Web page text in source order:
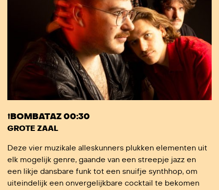
⭡BOMBATAZ 00:30
GROTE ZAAL
Deze vier muzikale alleskunners plukken elementen uit
elk mogelijk genre, gaande van een streepje jazz en
een likje dansbare funk tot een snuifje synthhop, om
uiteindelijk een onvergelijkbare cocktail te bekomen